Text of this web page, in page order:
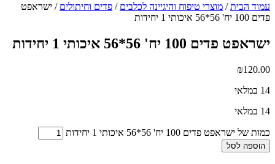
עמוד הבית/ מוצרי טיפוח והיגיינה לכלבים / פדים וחיתולים / ישראפט
פדים 100 יח' 56*56 איכותי 1 יחידות
ישראפט פדים 100 יח' 56*56 איכותי 1 יחידות
₪120.00
14 במלאי
14 במלאי
כמות של ישראפט פדים 100 יח' 56*56 איכותי 1 יחידות
הוספה לסל